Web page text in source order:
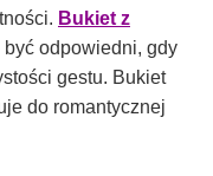
Bukiet z
odpowiedni, gdy
gestu. Bukiet
do romantycznej